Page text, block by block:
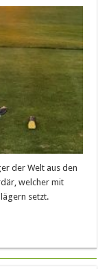
der Welt aus den
welcher mit
setzt.